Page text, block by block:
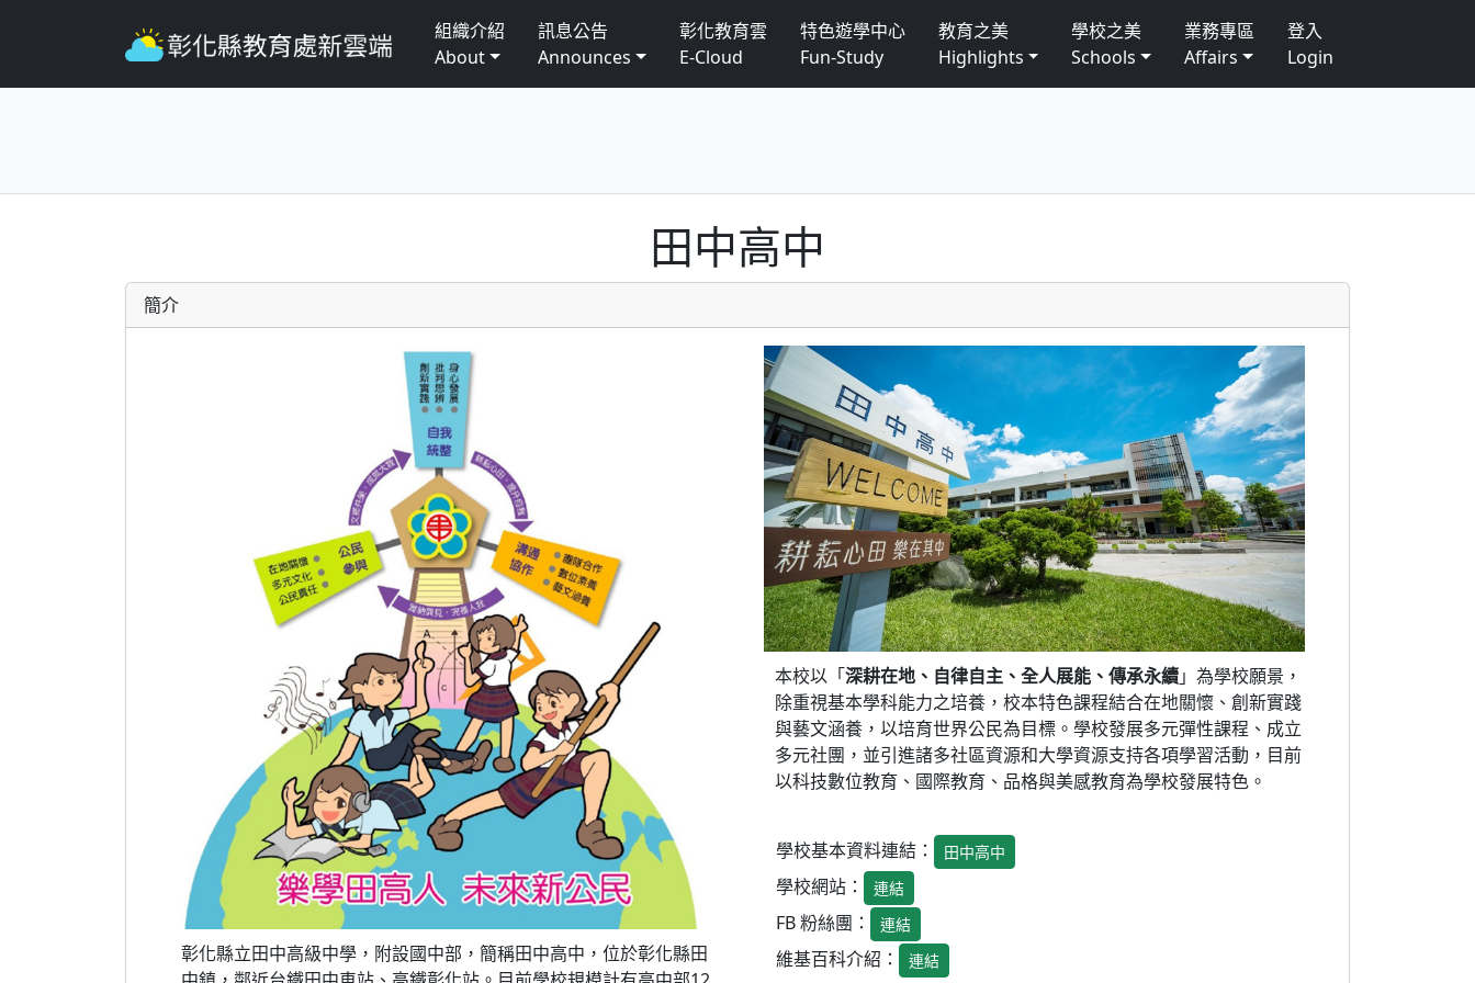
組織介紹
About
訊息公告
Announces
彰化教育雲
E-Cloud
特色遊學中心
Fun-Study
教育之美
Highlights
學校之美
Schools
業務專區
Affairs
登入
Login
田中高中
簡介
彰化縣立田中高級中學，附設國中部，簡稱田中高中，位於彰化縣田
本校以「深耕在地、自律自主、全人展能、傳承永續」為學校願景，
除重視基本學科能力之培養，校本特色課程結合在地關懷、創新實踐
與藝文涵養，以培育世界公民為目標。學校發展多元彈性課程、成立
多元社團，並引進諸多社區資源和大學資源支持各項學習活動，目前
以科技數位教育、國際教育、品格與美感教育為學校發展特色。
學校基本資料連結： 田中高中
學校網站： 連結
FB 粉絲團： 連結
維基百科介紹： 連結